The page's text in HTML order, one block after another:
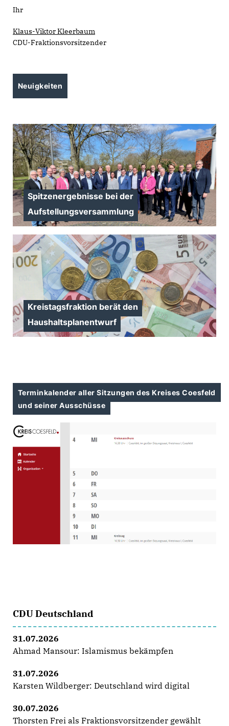
Ihr
Klaus-Viktor Kleerbaum
CDU-Fraktionsvorsitzender
Neuigkeiten
Spitzenergebnisse bei der
Aufstellungsversammlung
Kreistagsfraktion berät den
Haushaltsplanentwurf
Terminkalender aller Sitzungen des Kreises Coesfeld
und seiner Ausschüsse
CDU Deutschland
31.07.2026
Ahmad Mansour: Islamismus bekämpfen
31.07.2026
Karsten Wildberger: Deutschland wird digital
30.07.2026
Thorsten Frei als Fraktionsvorsitzender gewählt